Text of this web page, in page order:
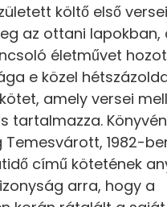
költő első
az ottani lapokban,
életművet
e közel
amely versei
tartalmazza.
Temesvárott, 1982-
című kötetének
arra, hogy a